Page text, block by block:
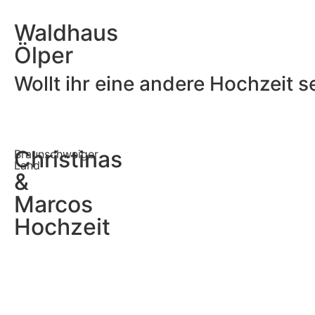
Waldhaus
Ölper
Wollt ihr eine andere Hochzeit
Christinas
&
Marcos
Hochzeit
Braunschweiger
Land